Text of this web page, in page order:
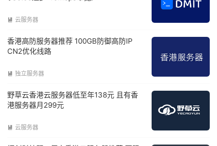
 云服务器
香港高防服务器推荐 100GB防御高防IP
CN2优化线路
 独立服务器
野草云香港云服务器低至年138元 且有香
港服务器月299元
 云服务器